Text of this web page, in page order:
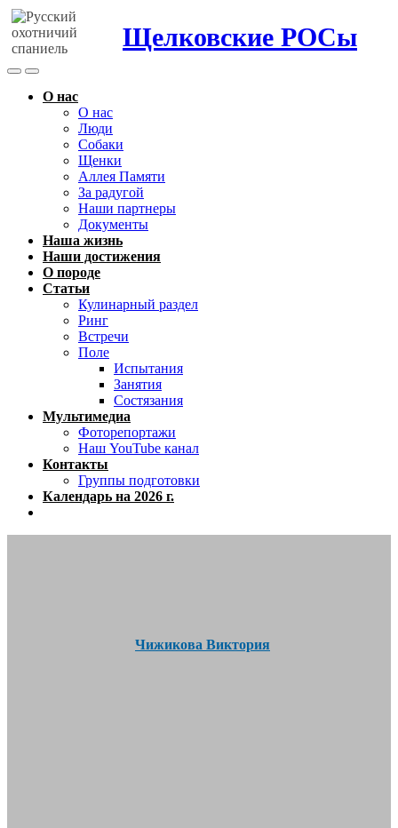
Щелковские РОСы
Search
Toggle
Menu
О нас
О нас
Люди
Собаки
Щенки
Аллея Памяти
За радугой
Наши партнеры
Документы
Наша жизнь
Наши достижения
О породе
Статьи
Кулинарный раздел
Ринг
Встречи
Поле
Испытания
Занятия
Состязания
Мультимедиа
Фоторепортажи
Наш YouTube канал
Контакты
Группы подготовки
Календарь на 2026 г.
Чижикова Виктория